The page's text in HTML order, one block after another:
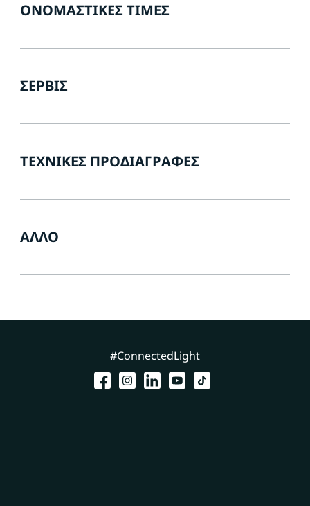
ΟΝΟΜΑΣΤΙΚΈΣ ΤΙΜΈΣ
ΣΈΡΒΙΣ
ΤΕΧΝΙΚΈΣ ΠΡΟΔΙΑΓΡΑΦΈΣ
ΆΛΛΟ
#ConnectedLight